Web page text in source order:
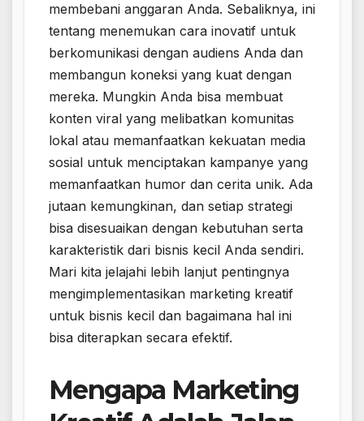
membebani anggaran Anda. Sebaliknya, ini
tentang menemukan cara inovatif untuk
berkomunikasi dengan audiens Anda dan
membangun koneksi yang kuat dengan
mereka. Mungkin Anda bisa membuat
konten viral yang melibatkan komunitas
lokal atau memanfaatkan kekuatan media
sosial untuk menciptakan kampanye yang
memanfaatkan humor dan cerita unik. Ada
jutaan kemungkinan, dan setiap strategi
bisa disesuaikan dengan kebutuhan serta
karakteristik dari bisnis kecil Anda sendiri.
Mari kita jelajahi lebih lanjut pentingnya
mengimplementasikan marketing kreatif
untuk bisnis kecil dan bagaimana hal ini
bisa diterapkan secara efektif.
Mengapa Marketing